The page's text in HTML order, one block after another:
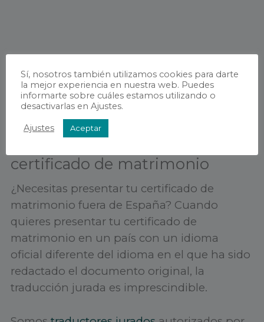
certificado de matrimonio
¿Necesitas presentar tu certificado de
matrimonio fuera de España? Cuando
quieres presentar tu certificado de
matrimonio en un país con un idioma
oficial diferente del idioma en el que ha sido
redactado el documento original, la
traducción jurada es imprescindible.
Sí, nosotros también utilizamos cookies para darte
la mejor experiencia en nuestra web. Puedes
informarte sobre cuáles estamos utilizando o
desactivarlas en Ajustes.
Ajustes Aceptar